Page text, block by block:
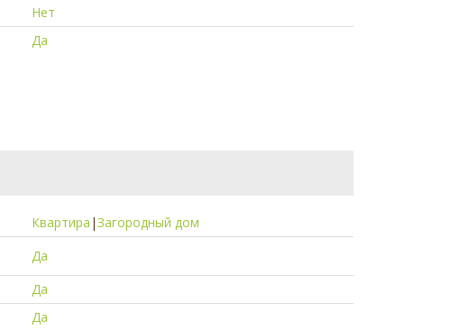
Нет
Да
Квартира |Загородный дом
Да
Да
Да